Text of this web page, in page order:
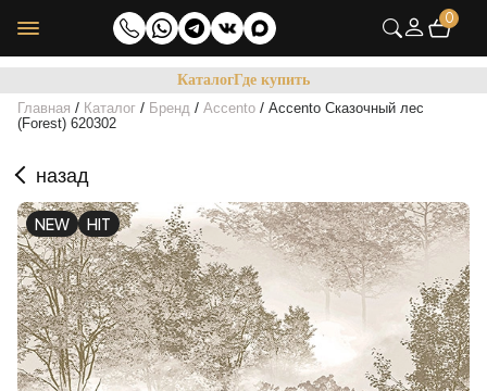
0
КаталогГде купить
Главная / Каталог / Бренд / Accento / Accento Сказочный лес
(Forest) 620302
назад
NEW HIT